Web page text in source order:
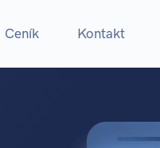
Ceník Kontakt